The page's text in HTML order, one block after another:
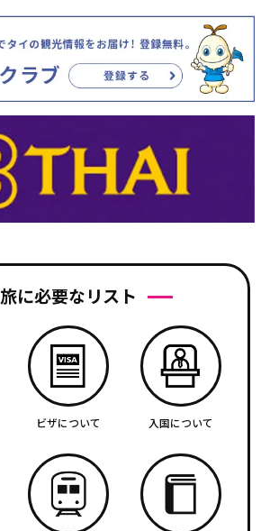
旅に必要なリスト
ビザについて 入国について